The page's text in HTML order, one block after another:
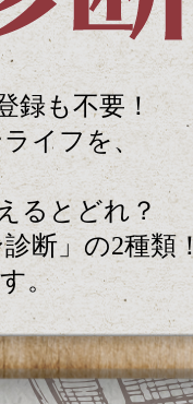
録も不要！
イフを、
るとどれ？
断」の2種類！
。